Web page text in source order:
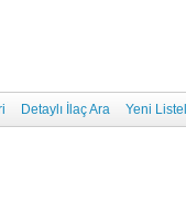
Detaylı İlaç Ara Yeni